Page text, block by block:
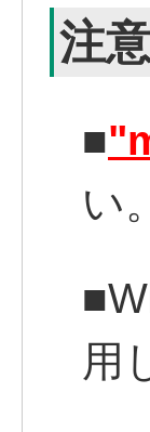
注
■
い。
用